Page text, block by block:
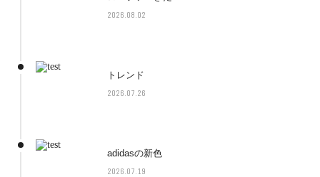
2026.08.02
トレンド
2026.07.26
adidasの新色
2026.07.19